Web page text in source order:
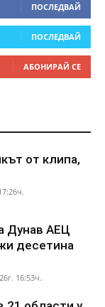
ПОСЛЕДВАЙ
ПОСЛЕДВАЙ
АБОНИРАЙ СЕ
от клипа,
Дунав АЕЦ
десетина
16:53ч.